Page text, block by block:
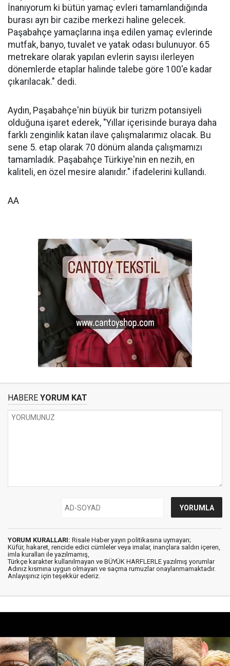
İnanıyorum ki bütün yamaç evleri tamamlandığında
burası ayrı bir cazibe merkezi haline gelecek.
Paşabahçe yamaçlarına inşa edilen yamaç evlerinde
mutfak, banyo, tuvalet ve yatak odası bulunuyor. 65
metrekare olarak yapılan evlerin sayısı ilerleyen
dönemlerde etaplar halinde talebe göre 100'e kadar
çıkarılacak." dedi.
Aydın, Paşabahçe'nin büyük bir turizm potansiyeli
olduğuna işaret ederek, "Yıllar içerisinde buraya daha
farklı zenginlik katan ilave çalışmalarımız olacak. Bu
sene 5. etap olarak 70 dönüm alanda çalışmamızı
tamamladık. Paşabahçe Türkiye'nin en nezih, en
kaliteli, en özel mesire alanıdır." ifadelerini kullandı.
AA
HABERE YORUM KAT
YORUM KURALLARI: Risale Haber yayın politikasına uymayan;
Küfür, hakaret, rencide edici cümleler veya imalar, inançlara saldırı içeren,
imla kuralları ile yazılmamış,
Türkçe karakter kullanılmayan ve BÜYÜK HARFLERLE yazılmış yorumlar
Adınız kısmına uygun olmayan ve saçma rumuzlar onaylanmamaktadır.
Anlayışınız için teşekkür ederiz.